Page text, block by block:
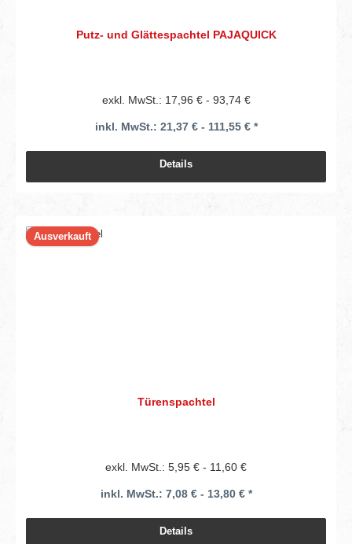
Putz- und Glättespachtel PAJAQUICK
exkl. MwSt.: 17,96 € - 93,74 €
inkl. MwSt.: 21,37 € - 111,55 € *
Details
Ausverkauft
Türenspachtel
exkl. MwSt.: 5,95 € - 11,60 €
inkl. MwSt.: 7,08 € - 13,80 € *
Details